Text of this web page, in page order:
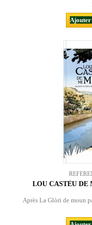
Ajouter
LOU CASTÈU DE
Après La Glòri de moun